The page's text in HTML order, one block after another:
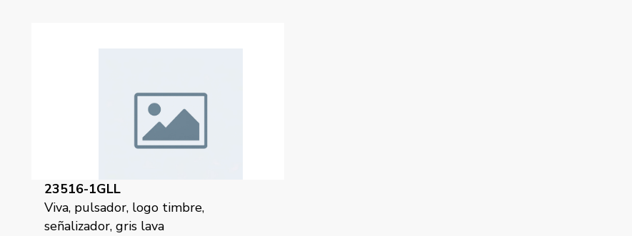
23516-1GLL
Viva, pulsador, logo timbre,
señalizador, gris lava